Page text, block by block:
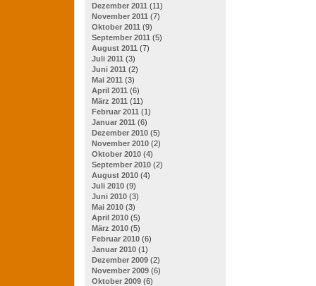
Dezember 2011 (11)
November 2011 (7)
Oktober 2011 (9)
September 2011 (5)
August 2011 (7)
Juli 2011 (3)
Juni 2011 (2)
Mai 2011 (3)
April 2011 (6)
März 2011 (11)
Februar 2011 (1)
Januar 2011 (6)
Dezember 2010 (5)
November 2010 (2)
Oktober 2010 (4)
September 2010 (2)
August 2010 (4)
Juli 2010 (9)
Juni 2010 (3)
Mai 2010 (3)
April 2010 (5)
März 2010 (5)
Februar 2010 (6)
Januar 2010 (1)
Dezember 2009 (2)
November 2009 (6)
Oktober 2009 (6)